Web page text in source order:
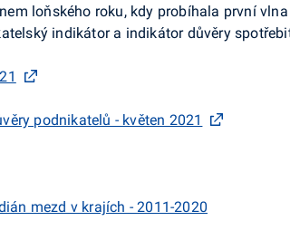
loňského roku, kdy probíhala první
indikátor a indikátor důvěry
podnikatelů - květen 2021
mezd v krajích - 2011-2020